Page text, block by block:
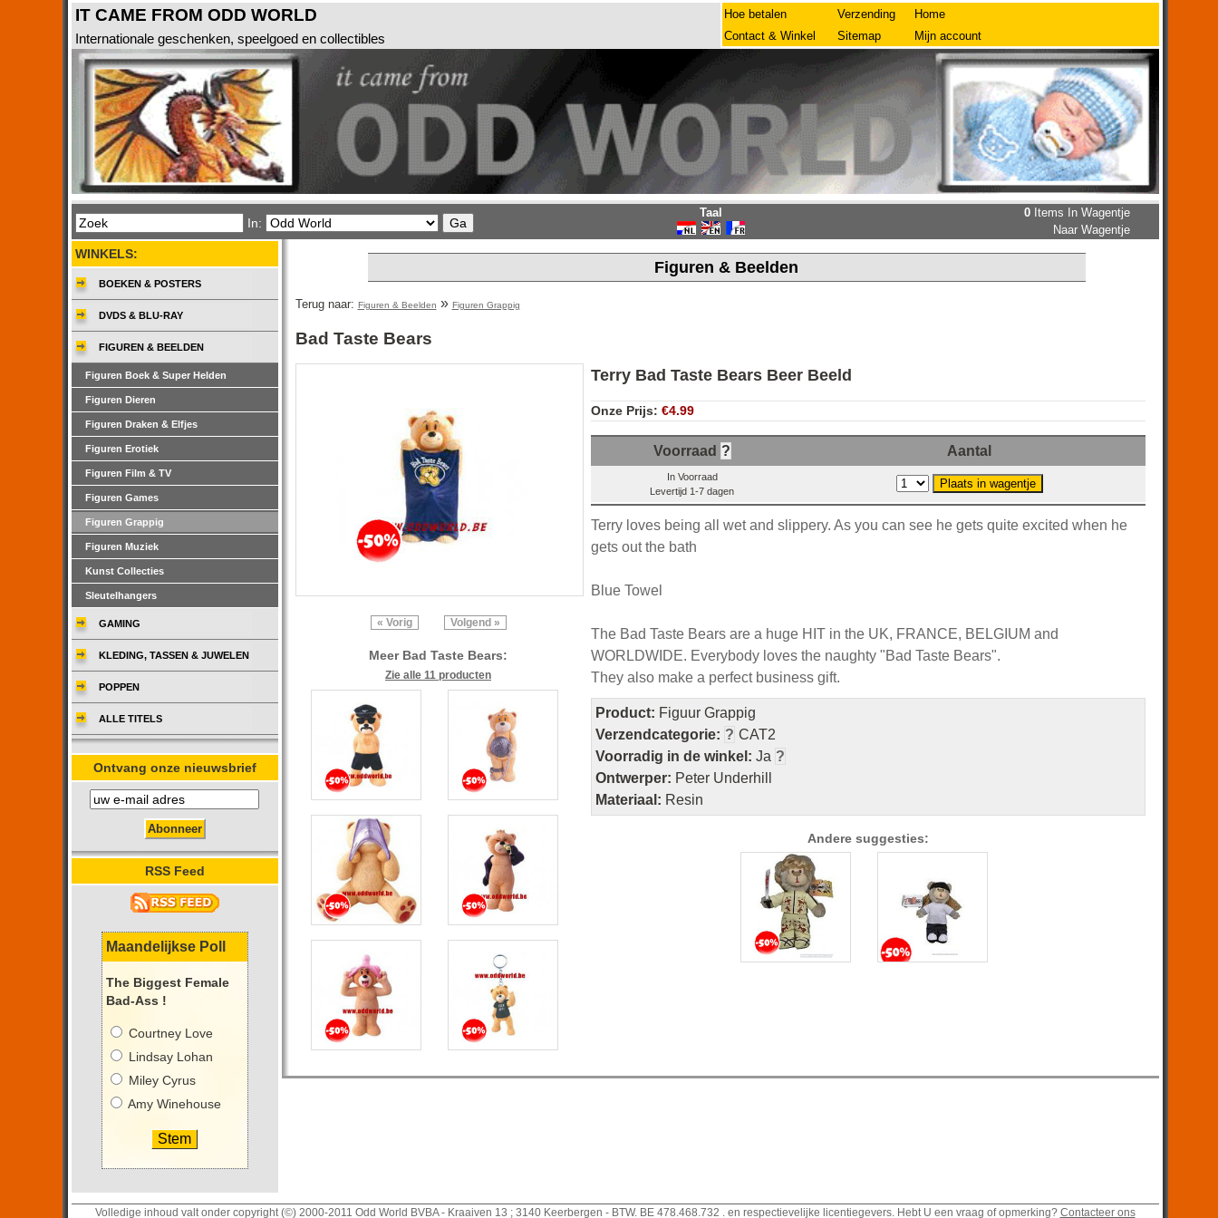
IT CAME FROM ODD WORLD
Internationale geschenken, speelgoed en collectibles
Hoe betalen
Contact & Winkel
Verzending
Sitemap
Home
Mijn account
In:
Taal 0Items In Wagentje
Naar Wagentje
Figuren & Beelden
Terug naar: Figuren & Beelden » Figuren Grappig
Bad Taste Bears
« Vorig Volgend »
Meer Bad Taste Bears:
Zie alle 11 producten
Terry Bad Taste Bears Beer Beeld
Onze Prijs: €4.99
Voorraad ? Aantal
In Voorraad
Levertijd 1-7 dagen
Terry loves being all wet and slippery. As you can see he gets quite excited when he
gets out the bath
Blue Towel
The Bad Taste Bears are a huge HIT in the UK, FRANCE, BELGIUM and
WORLDWIDE. Everybody loves the naughty "Bad Taste Bears".
They also make a perfect business gift.
Product: Figuur Grappig
Verzendcategorie: ? CAT2
Voorradig in de winkel: Ja ?
Ontwerper: Peter Underhill
Materiaal: Resin
Andere suggesties:
WINKELS:
BOEKEN & POSTERS
DVDS & BLU-RAY
FIGUREN & BEELDEN
Figuren Boek & Super Helden
Figuren Dieren
Figuren Draken & Elfjes
Figuren Erotiek
Figuren Film & TV
Figuren Games
Figuren Grappig
Figuren Muziek
Kunst Collecties
Sleutelhangers
GAMING
KLEDING, TASSEN & JUWELEN
POPPEN
ALLE TITELS
Ontvang onze nieuwsbrief
RSS Feed
Maandelijkse Poll
The Biggest Female
Bad-Ass !
Courtney Love
Lindsay Lohan
Miley Cyrus
Amy Winehouse
Volledige inhoud valt onder copyright (©) 2000-2011 Odd World BVBA - Kraaiven 13 ; 3140 Keerbergen - BTW. BE 478.468.732 . en respectievelijke licentiegevers. Hebt U een vraag of opmerking? Contacteer ons